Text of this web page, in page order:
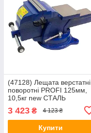
(47128) Лещата верстатні
поворотні PROFI 125мм,
10,5кг new СТАЛЬ
3 423 ₴ 4 123 ₴
Купити